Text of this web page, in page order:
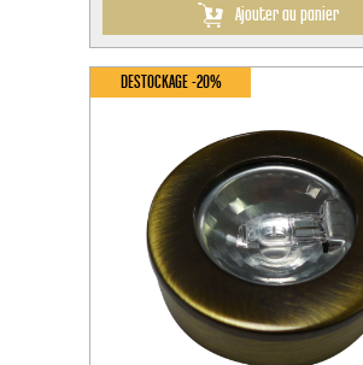
Ajouter au panier
DESTOCKAGE -20%